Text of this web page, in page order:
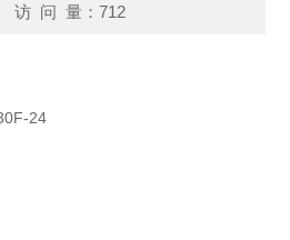
访 问 量：712
24